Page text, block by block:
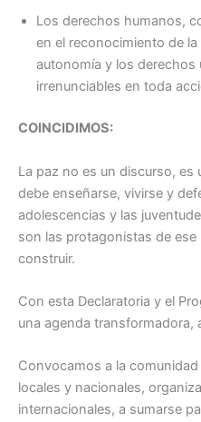
Los derechos humanos,
en el reconocimiento de
autonomía y los derechos
irrenunciables en toda
COINCIDIMOS:
La paz no es un discurso, es
debe enseñarse, vivirse y
adolescencias y las
son las protagonistas de
construir.
Con esta Declaratoria y el
una agenda transformadora,
Convocamos a la
locales y nacionales,
internacionales, a sumarse